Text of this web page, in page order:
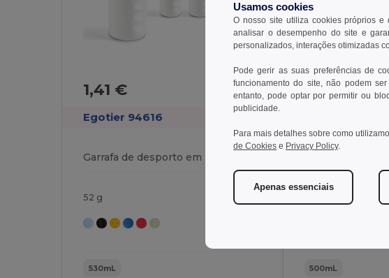
1,41 €
Egotier 94616
52 g
530mL
4,18 €
500mL
Usamos cookies
O nosso site utiliza cookies próprios e
analisar o desempenho do site e
personalizados, interações otimizadas
Pode gerir as suas preferências de
funcionamento do site, não podem
entanto, pode optar por permitir ou
publicidade.
Para mais detalhes sobre como
de Cookies e Privacy Policy.
Apenas essenciais